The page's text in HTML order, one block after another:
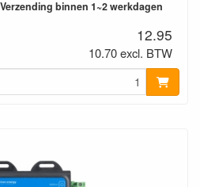
binnen 1~2 werkdagen
12.95
10.70 excl. BTW